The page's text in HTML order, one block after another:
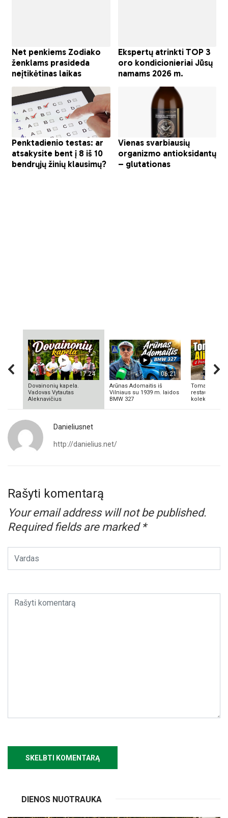
17:24
Dovainonių kapela.
Vadovas Vytautas
Aleknavičius
06:21
Arūnas Adomaitis iš
Vilniaus su 1939 m. laidos
BMW 327
Tomas
Danieliusnet
http://danielius.net/
Rašyti komentarą
Your email address will not be published.
Required fields are marked *
DIENOS NUOTRAUKA